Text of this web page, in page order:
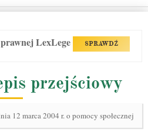
LexLege SPRAWDŹ
przejściowy
12 marca 2004 r. o pomocy społecznej